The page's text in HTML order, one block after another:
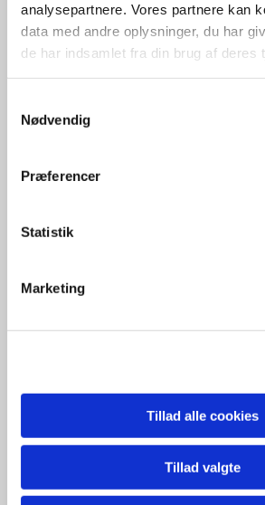
analysepartnere. Vores partnere kan
data med andre oplysninger, du har
de har indsamlet fra din brug af deres
Nødvendig
Præferencer
Statistik
Marketing
Tillad alle cookies
Tillad valgte
Hjerl Hede